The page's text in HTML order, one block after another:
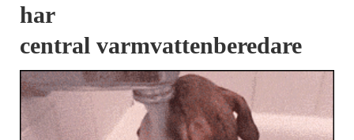
har
central varmvattenberedare